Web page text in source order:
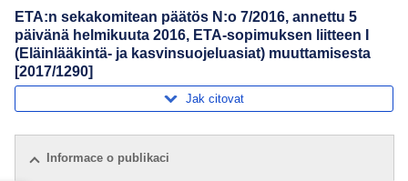
ETA:n sekakomitean päätös N:o 7/2016, annettu 5
päivänä helmikuuta 2016, ETA-sopimuksen liitteen I
(Eläinlääkintä- ja kasvinsuojeluasiat) muuttamisesta
[2017/1290]
Jak citovat
Informace o publikaci